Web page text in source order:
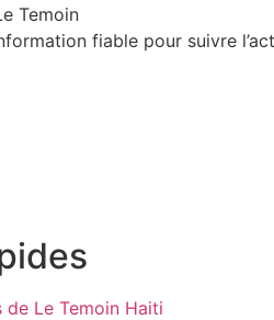
fiable pour suivre
de Le Temoin Haiti